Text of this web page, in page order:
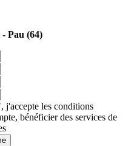
Pau (64)
j'accepte les conditions
bénéficier des services de